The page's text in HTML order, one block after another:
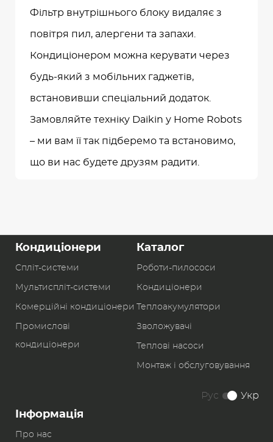
Фільтр внутрішнього блоку видаляє з
повітря пил, алергени та запахи.
Кондиціонером можна керувати через
будь-який з мобільних гаджетів,
встановивши спеціальний додаток.
Замовляйте техніку Daikin у Home Robots
– ми вам її так підберемо та встановимо,
що ви нас будете друзям радити.
Кондиціонери
Спліт-системи
Мультиспліт-системи
Комерційні кондиціонери
Промислові
кондиціонери
Каталог
Роботи-пилоcоси
Кондиціонери
Теплоакумулятори
Зволожувачі
Теплові насоси
Монтаж і обслуговування
Інформація
Про нас
Рус Укр